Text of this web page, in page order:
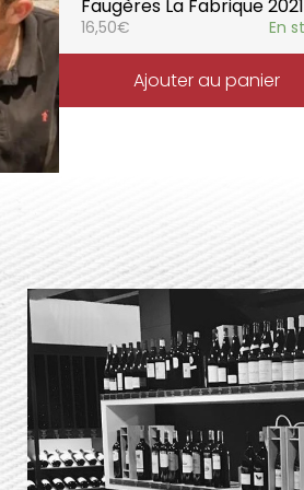
Faugères La Fabrique 2021
16,50€ En
Ajouter au panier